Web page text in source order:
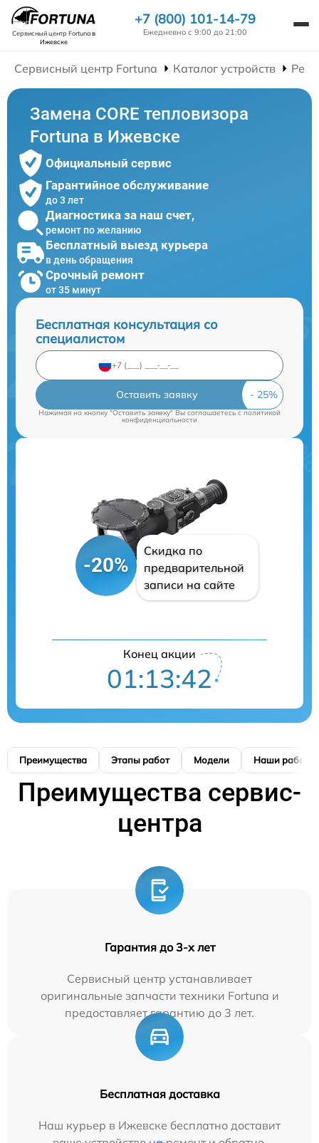
Сервисный центр Fortunaв
Ижевске
+7 (800) 101-14-79
Ежедневно с 9:00 до 21:00
Сервисный центр Fortuna Каталог устройств
Замена CORE тепловизора
Fortuna в Ижевске
Официальный сервис
Гарантийное обслуживание
до 3 лет
Диагностика за наш счет,
ремонт по желанию
Бесплатный выезд курьера
в день обращения
Срочный ремонт
от 35 минут
Бесплатная консультация со
специалистом
Оставить заявку
Нажимая на кнопку "Оставить заявку" Вы соглашаетесь cполитикой
конфиденциальности
-20%
Скидка по
предварительной
записи на сайте
Конец акции
01:13:41
Преимущества Этапы работ Модели Наши работы
Преимущества сервис-
центра
Гарантия до 3-х лет
Сервисный центр устанавливает
оригинальные запчасти техники Fortuna и
предоставляет гарантию до 3 лет.
Бесплатная доставка
Наш курьер в Ижевске бесплатно доставит